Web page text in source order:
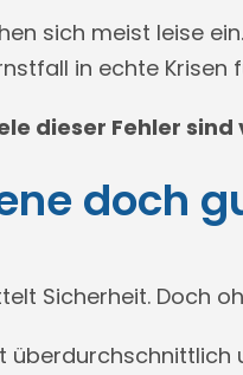
sich meist leise
in echte Krisen
dieser Fehler
doch
Sicherheit. Doch